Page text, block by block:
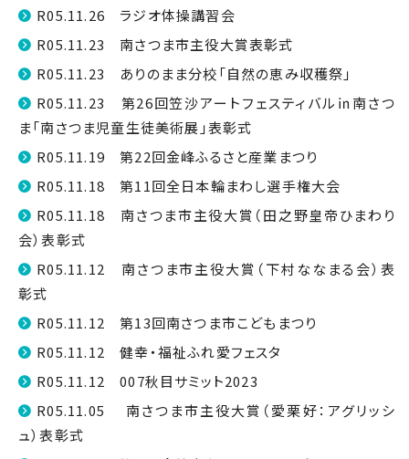
R05.11.26 ラジオ体操講習会
R05.11.23 南さつま市主役大賞表彰式
R05.11.23 ありのまま分校「自然の恵み収穫祭」
R05.11.23 第26回笠沙アートフェスティバル㏌南さつ
ま「南さつま児童生徒美術展」表彰式
R05.11.19 第22回金峰ふるさと産業まつり
R05.11.18 第11回全日本輪まわし選手権大会
R05.11.18 南さつま市主役大賞（田之野皇帝ひまわり
会）表彰式
R05.11.12 南さつま市主役大賞（下村ななまる会）表
彰式
R05.11.12 第13回南さつま市こどもまつり
R05.11.12 健幸・福祉ふれ愛フェスタ
R05.11.12 007秋目サミット2023
R05.11.05 南さつま市主役大賞（愛栗好：アグリッシ
ュ）表彰式